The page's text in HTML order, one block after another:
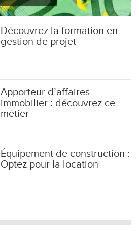
Découvrez la formation en
gestion de projet
Apporteur d’affaires
immobilier : découvrez ce
métier
Équipement de construction :
Optez pour la location